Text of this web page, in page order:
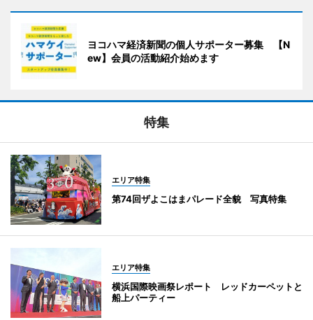
ヨコハマ経済新聞の個人サポーター募集 【N
ew】会員の活動紹介始めます
特集
エリア特集
第74回ザよこはまパレード全貌 写真特集
エリア特集
横浜国際映画祭レポート レッドカーペットと
船上パーティー